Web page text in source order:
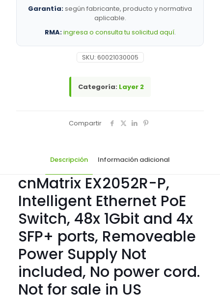
Garantía:según fabricante, producto y normativa
aplicable.
RMA:ingresa o consulta tu solicitud aquí.
Categoría: Layer 2
SKU: 60021030005
Compartir
Descripción Información adicional
cnMatrix EX2052R-P,
Intelligent Ethernet PoE
Switch, 48x 1Gbit and 4x
SFP+ ports, Removeable
Power Supply Not
included, No power cord.
Not for sale in US